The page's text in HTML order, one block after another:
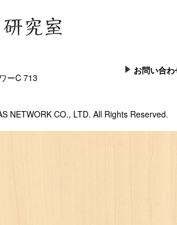
お問い合わ
ーC 713
NETWORK CO., LTD. All Rights Reserved.